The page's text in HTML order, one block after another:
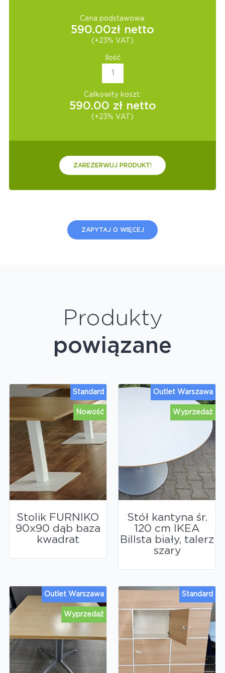
Cena podstawowa:
590.00zł netto
(+23% VAT)
Ilość
Całkowity koszt:
590.00 zł netto
(+23% VAT)
ZAREZERWUJ PRODUKT!
ZAPYTAJ O WIĘCEJ
Produkty
powiązane
Nowość
Standard
Stolik FURNIKO
90x90 dąb baza
kwadrat
Wyprzedaż
Outlet Warszawa
Stół kantyna śr.
120 cm IKEA
Billsta biały, talerz
szary
Wyprzedaż
Outlet Warszawa Standard